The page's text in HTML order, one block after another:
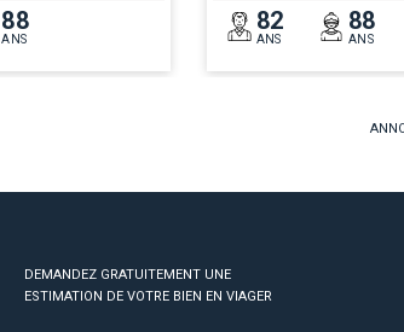
88
ANS
82
ANS
88
ANS
DEMANDEZ GRATUITEMENT UNE
ESTIMATION DE VOTRE BIEN EN VIAGER